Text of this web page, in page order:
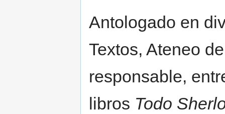
Antologado en
Textos, Ateneo
responsable,
libros Todo